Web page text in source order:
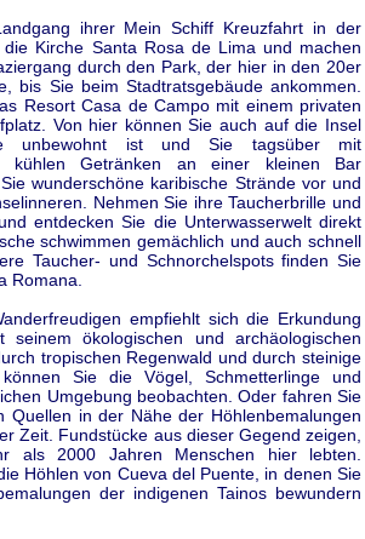
ihrer Mein Schiff Kreuzfahrt in der
Kirche Santa Rosa de Lima und machen
durch den Park, der hier in den 20er
bis Sie beim Stadtratsgebäude ankommen.
Resort Casa de Campo mit einem privaten
Von hier können Sie auch auf die Insel
unbewohnt ist und Sie tagsüber mit
kühlen Getränken an einer kleinen Bar
wunderschöne karibische Strände vor und
Nehmen Sie ihre Taucherbrille und
entdecken Sie die Unterwasserwelt direkt
schwimmen gemächlich und auch schnell
Taucher- und Schnorchelspots finden Sie
Romana.
empfiehlt sich die Erkundung
seinem ökologischen und archäologischen
tropischen Regenwald und durch steinige
Sie die Vögel, Schmetterlinge und
Umgebung beobachten. Oder fahren Sie
Quellen in der Nähe der Höhlenbemalungen
Zeit. Fundstücke aus dieser Gegend zeigen,
als 2000 Jahren Menschen hier lebten.
Höhlen von Cueva del Puente, in denen Sie
der indigenen Tainos bewundern